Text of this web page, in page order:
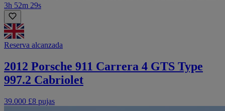
3h 52m 29s
Reserva alcanzada
2012 Porsche 911 Carrera 4 GTS Type
997.2 Cabriolet
39.000 £8 pujas